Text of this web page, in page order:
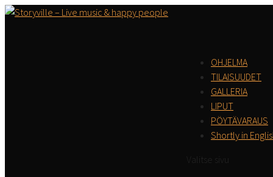
OHJELMA
TILAISUUDET
GALLERIA
LIPUT
PÖYTÄVARAUS
Shortly in
Valitse sivu